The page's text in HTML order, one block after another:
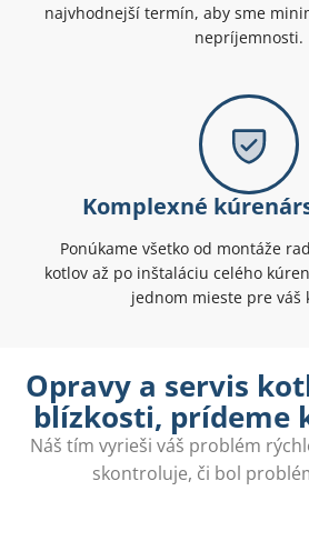
najvhodnejší termín, aby sme
nepríjemnosti.
Komplexné
Ponúkame všetko od montáže
kotlov až po inštaláciu celého
jednom mieste pre váš
Opravy a servis
blízkosti, prídeme
Náš tím vyrieši váš problém
skontroluje, či bol